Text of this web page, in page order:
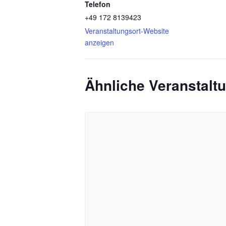
Telefon
+49 172 8139423
Veranstaltungsort-Website
anzeigen
Ähnliche